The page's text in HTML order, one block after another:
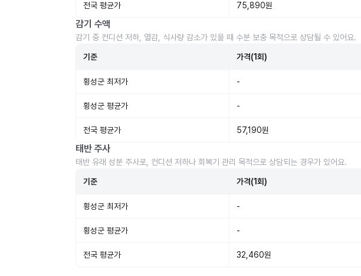
전국 평균가 75,890원
감기 수액
감기 중 컨디션 저하, 열감, 식사량 감소가 있을 때 수분 보충 목적으로 상담될 수 있어요.
기준 가격(1회)
횡성군 최저가 -
횡성군 평균가 -
전국 평균가 57,190원
태반 주사
태반 유래 성분 주사로, 컨디션 저하나 회복기 관리 목적으로 상담되는 경우가 있어요.
기준 가격(1회)
횡성군 최저가 -
횡성군 평균가 -
전국 평균가 32,460원